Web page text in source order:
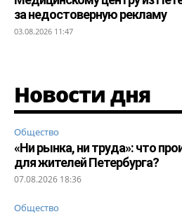
за недостоверную рекламу
03.08.2026 11:47
Новости дня
Общество
«Ни рынка, ни труда»: что
для жителей Петербурга?
07.08.2026 18:36
Общество